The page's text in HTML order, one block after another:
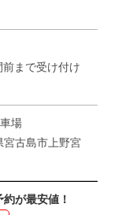
まで受け付け
場
古島市上野宮
が最安値！